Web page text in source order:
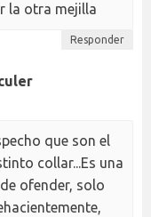
la otra mejilla
Responder
que son el
collar...Es una
ofender, solo